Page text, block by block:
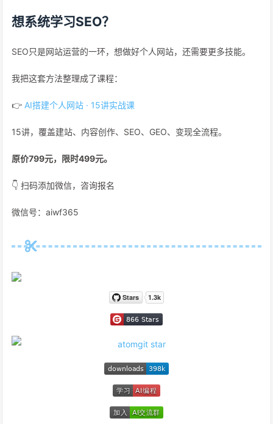
想系统学习SEO？
SEO只是网站运营的一环，想做好个人网站，还需要更多技能。
我把这套方法整理成了课程：
👉 AI搭建个人网站 · 15讲实战课
15讲，覆盖建站、内容创作、SEO、GEO、变现全流程。
原价799元，限时499元。
👇 扫码添加微信，咨询报名
微信号：aiwf365